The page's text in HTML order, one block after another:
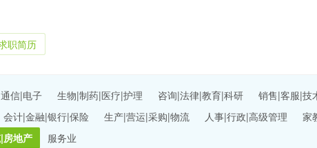
职简历
信|电子 生物|制药|医疗|护理 咨询|法律|教育|科研
销售|客服|技
会计|金融|银行|保险 生产|营运|采购|物流 人事|行政|高级管理
家
房地产 服务业